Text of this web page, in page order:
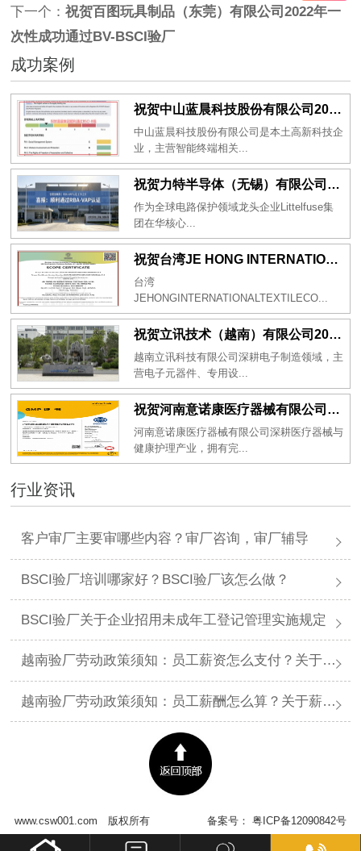
下一个：祝贺百图玩具制品（东莞）有限公司2022年一
次性成功通过BV-BSCI验厂
成功案例
祝贺中山蓝晨科技股份有限公司2026年一次性成功通过BSCI验厂-B级
中山蓝晨科技股份有限公司是本土高新科技企
业，主营智能终端相关...
祝贺力特半导体（无锡）有限公司2026年一次性成功通过RBA-VAP认证审核并取得170.2分
作为全球电路保护领域龙头企业Littelfuse集
团在华核心...
祝贺台湾JE HONG INTERNATIONAL TEXTILE CO., LTD 2026年一次性成功通过GRS认证
台湾
JEHONGINTERNATIONALTEXTILECO...
祝贺立讯技术（越南）有限公司2026年一次性成功通过RBA-VAP审核获得金牌评级！
越南立讯科技有限公司深耕电子制造领域，主
营电子元器件、专用设...
祝贺河南意诺康医疗器械有限公司2026年一次性成功通过GMP认证
河南意诺康医疗器械有限公司深耕医疗器械与
健康护理产业，拥有完...
行业资讯
客户审厂主要审哪些内容？审厂咨询，审厂辅导
BSCI验厂培训哪家好？BSCI验厂该怎么做？
BSCI验厂关于企业招用未成年工登记管理实施规定
越南验厂劳动政策须知：员工薪资怎么支付？关于薪资支付有哪些规定呢？
越南验厂劳动政策须知：员工薪酬怎么算？关于薪酬有哪些规定呢？​
备案号：粤ICP备12090842号
www.csw001.com 版权所有